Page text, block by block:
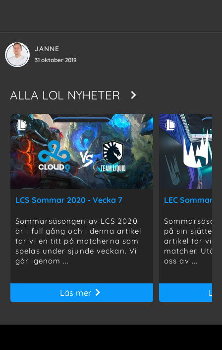
JANNE
31 oktober 2019
ALLA LOL NYHETER
LCS Sommar 2020 - Vecka 7
Sommarsäsongen av LCS 2020
är i full gång och i denna artikel
tar vi en titt på matcherna som
spelas under sjunde veckan. Vi
går igenom ...
Läs mer
LEC Sommar
på sin sjätte
artikel tar vi
matcher.
oss av ...